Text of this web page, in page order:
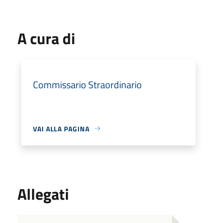
A cura di
Commissario Straordinario
VAI ALLA PAGINA
Allegati